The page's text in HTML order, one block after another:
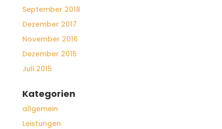
September 2018
Dezember 2017
November 2016
Dezember 2015
Juli 2015
Kategorien
allgemein
Leistungen